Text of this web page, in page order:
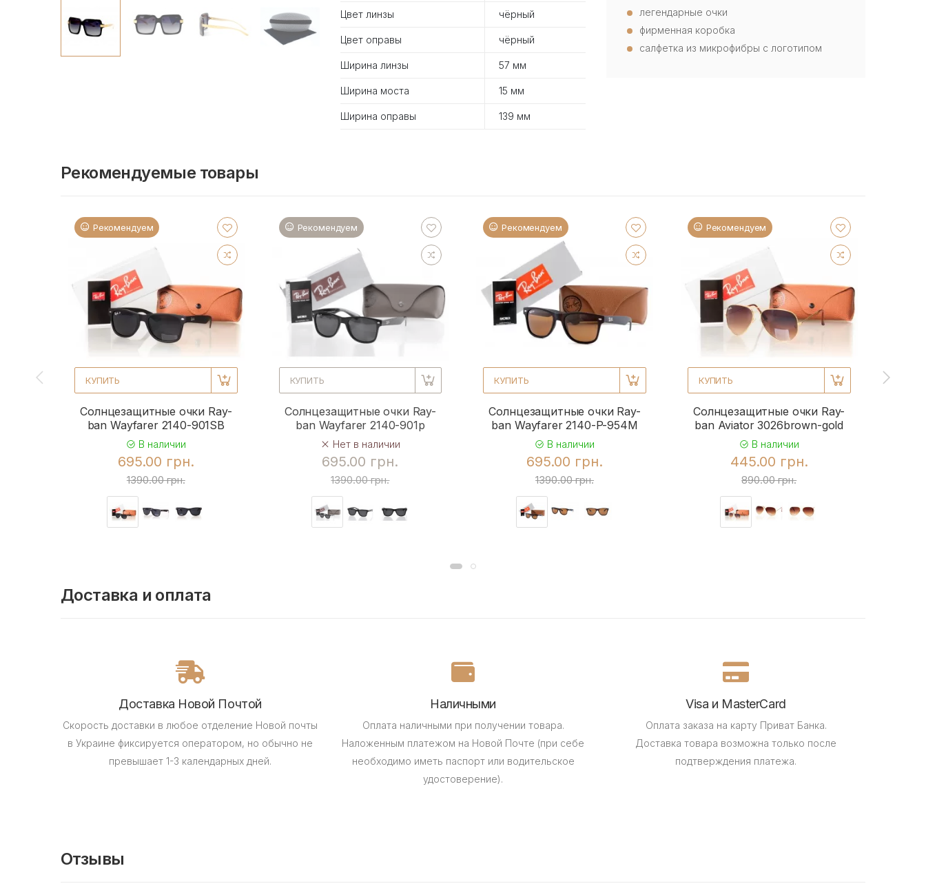
Цвет линзы чёрный
Цвет оправы чёрный
Ширина линзы 57 мм
Ширина моста 15 мм
Ширина оправы 139 мм
легендарные очки
фирменная коробка
салфетка из микрофибры с логотипом
Рекомендуемые товары
Рекомендуем
КУПИТЬ
Солнцезащитные очки Ray-
ban Wayfarer 2140-901SB
В наличии
695.00 грн.
1390.00 грн.
Рекомендуем
КУПИТЬ
Солнцезащитные очки Ray-
ban Wayfarer 2140-901p
Нет в наличии
695.00 грн.
1390.00 грн.
Рекомендуем
КУПИТЬ
Солнцезащитные очки Ray-
ban Wayfarer 2140-P-954M
В наличии
695.00 грн.
1390.00 грн.
Рекомендуем
КУПИТЬ
Солнцезащитные очки Ray-
ban Aviator 3026brown-gold
В наличии
445.00 грн.
890.00 грн.
Доставка и оплата
Доставка Новой Почтой
Скорость доставки в любое отделение Новой почты
в Украине фиксируется оператором, но обычно не
превышает 1-3 календарных дней.
Наличными
Оплата наличными при получении товара.
Наложенным платежом на Новой Почте (при себе
необходимо иметь паспорт или водительское
удостоверение).
Visa и MasterCard
Оплата заказа на карту Приват Банка.
Доставка товара возможна только после
подтверждения платежа.
Отзывы